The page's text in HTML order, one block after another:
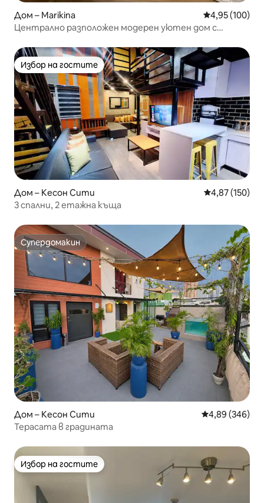
Дом – Marikina Средна
4,95 (100)
Централно разположен модерен уютен дом с
Избор на гостите
Избор на гостите
Дом – Кесон Сити Средна
4,87 (150)
3 спални, 2 етажна къща
Супердомакин
Супердомакин
Дом – Кесон Сити Средна
4,89 (346)
Терасата в градината
Избор на гостите
Избор на гостите